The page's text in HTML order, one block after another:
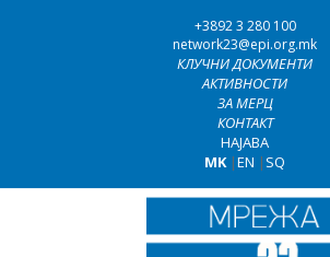
+3892 3 280 100
network23@epi.org.mk
КЛУЧНИ ДОКУМЕНТИ
АКТИВНОСТИ
ЗА МЕРЦ
КОНТАКТ
НАЈАВА
MK|EN | SQ